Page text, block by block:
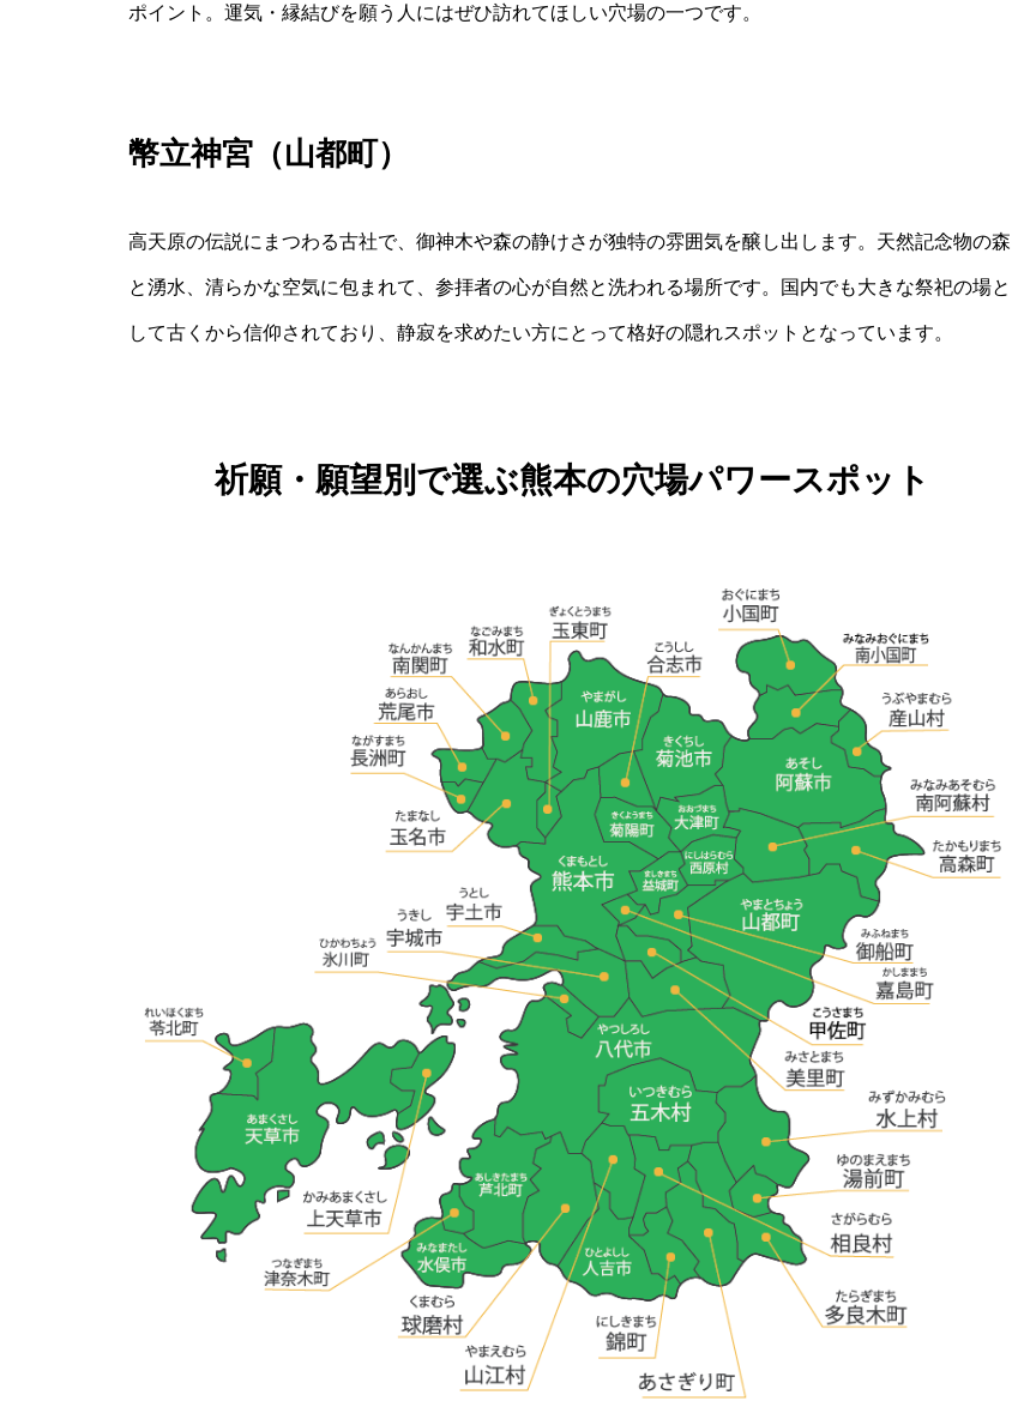
ポイント。運気・縁結びを願う人にはぜひ訪れてほしい穴場の一つです。
幣立神宮（山都町）
高天原の伝説にまつわる古社で、御神木や森の静けさが独特の雰囲気を醸し出します。天然記念物の森
と湧水、清らかな空気に包まれて、参拝者の心が自然と洗われる場所です。国内でも大きな祭祀の場と
して古くから信仰されており、静寂を求めたい方にとって格好の隠れスポットとなっています。
祈願・願望別で選ぶ熊本の穴場パワースポット